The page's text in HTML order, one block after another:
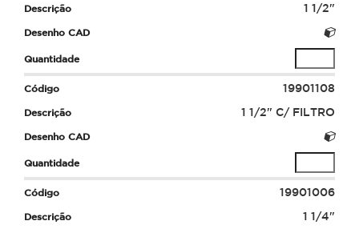
1 1/2"
19901108
1 1/2" C/ FILTRO
19901006
1 1/4"